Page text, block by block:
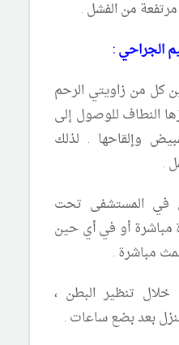
من الفشل .
الجراحي :
كل من زاويتي الرحم
النطاف للوصول إلى
وإلقاحها . لذلك
.
في المستشفى تحت
مباشرة أو في أي حين
مباشرة .
تنظير البطن ،
بعد بضع ساعات .